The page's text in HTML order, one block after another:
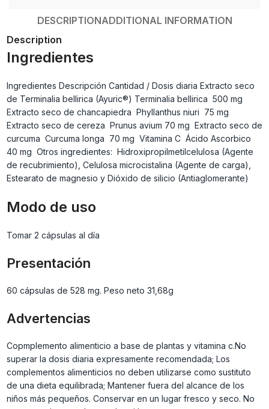
DESCRIPTIONADDITIONAL INFORMATION
Description
Ingredientes
Ingredientes Descripción Cantidad / Dosis diaria Extracto seco
de Terminalia bellirica (Ayuric®) Terminalia bellirica 500 mg
Extracto seco de chancapiedra Phyllanthus niuri 75 mg
Extracto seco de cereza Prunus avium 70 mg Extracto seco de
curcuma Curcuma longa 70 mg Vitamina C Ácido Ascorbico
40 mg Otros ingredientes: Hidroxipropilmetilcelulosa (Agente
de recubrimiento), Celulosa microcistalina (Agente de carga),
Estearato de magnesio y Dióxido de silicio (Antiaglomerante)
Modo de uso
Tomar 2 cápsulas al día
Presentación
60 cápsulas de 528 mg. Peso neto 31,68g
Advertencias
Copmplemento alimenticio a base de plantas y vitamina c.No
superar la dosis diaria expresamente recomendada; Los
complementos alimenticios no deben utilizarse como sustituto
de una dieta equilibrada; Mantener fuera del alcance de los
niños más pequeños. Conservar en un lugar fresco y seco. No